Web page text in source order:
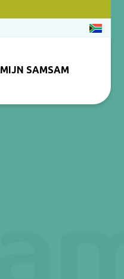
MIJN SAMSAM